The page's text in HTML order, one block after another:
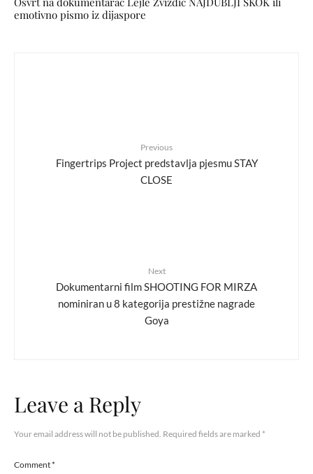
emotivno pismo iz dijaspore
Previous
Fingertrips Project predstavlja pjesmu STAY
CLOSE
Next
Dokumentarni film SHOOTING FOR MIRZA
nominiran u 8 kategorija prestižne nagrade
Goya
Leave a Reply
Your email address will not be published. Required fields are marked *
Comment*